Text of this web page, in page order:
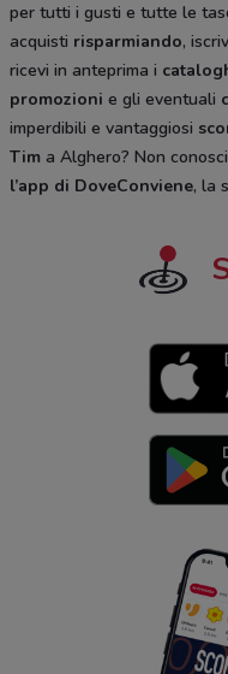
per tutti i gusti e tutte le
acquisti risparmiando,
ricevi in anteprima i
promozioni e gli eventuali
imperdibili e vantaggiosi
Tim a Alghero? Non
l’app di DoveConviene, la